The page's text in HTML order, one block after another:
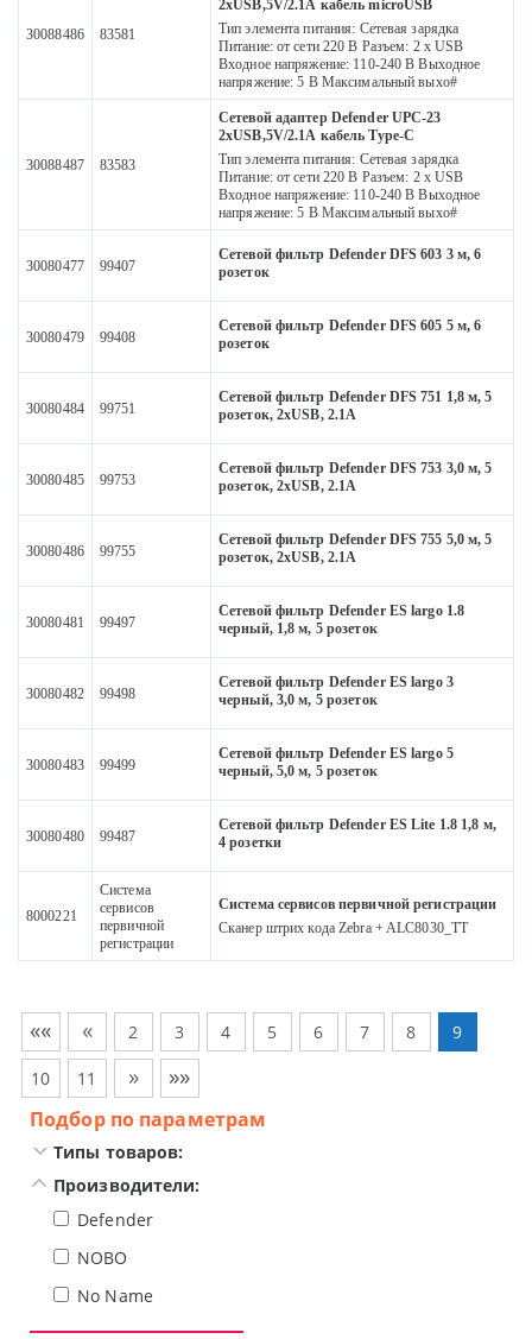
30088486 83581
2xUSB,5V/2.1А кабель microUSB
Тип элемента питания: Сетевая зарядка
Питание: от сети 220 В Разъем: 2 х USB
Входное напряжение: 110-240 В Выходное
напряжение: 5 В Максимальный выхо#
30088487 83583
Сетевой адаптер Defender UPC-23
2xUSB,5V/2.1А кабель Type-C
Тип элемента питания: Сетевая зарядка
Питание: от сети 220 В Разъем: 2 х USB
Входное напряжение: 110-240 В Выходное
напряжение: 5 В Максимальный выхо#
30080477 99407
Сетевой фильтр Defender DFS 603 3 м, 6
розеток
30080479 99408
Сетевой фильтр Defender DFS 605 5 м, 6
розеток
30080484 99751
Сетевой фильтр Defender DFS 751 1,8 м, 5
розеток, 2xUSB, 2.1A
30080485 99753
Сетевой фильтр Defender DFS 753 3,0 м, 5
розеток, 2xUSB, 2.1A
30080486 99755
Сетевой фильтр Defender DFS 755 5,0 м, 5
розеток, 2xUSB, 2.1A
30080481 99497
Сетевой фильтр Defender ES largo 1.8
черный, 1,8 м, 5 розеток
30080482 99498
Сетевой фильтр Defender ES largo 3
черный, 3,0 м, 5 розеток
30080483 99499
Сетевой фильтр Defender ES largo 5
черный, 5,0 м, 5 розеток
30080480 99487
Сетевой фильтр Defender ES Lite 1.8 1,8 м,
4 розетки
8000221
Система
сервисов
первичной
регистрации
Система сервисов первичной регистрации
Сканер штрих кода Zebra + ALC8030_TT
«« « 2 3 4 5 6 7 8 9
10 11 » »»
Подбор по параметрам
Типы товаров:
Производители:
Defender
NOBO
No Name